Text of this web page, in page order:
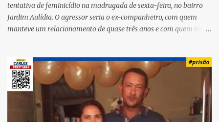
tentativa de feminicídio na madrugada de sexta-feira, no bairro
Jardim Aulídia. O agressor seria o ex-companheiro, com quem
manteve um relacionamento de quase três anos e com quem tem
ela deixou claro que não queria. Naquela noite, a vítima recebeu o
convite de um amigo para ir a uma festa. Ao chegar ao local,
percebeu que o ex também estava presente, mas permaneceu
tranquila durante todo o evento. O ataque aconteceu quando
Karine retornava para casa, por volta das 5h40 da manhã.